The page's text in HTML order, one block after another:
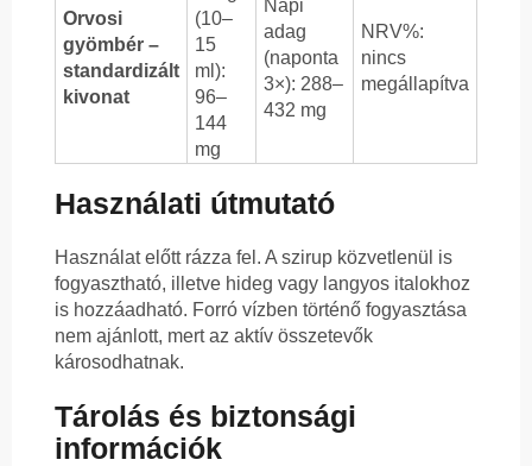
Orvosi
gyömbér –
standardizált
kivonat
(10–
15
ml):
96–
144
mg
Napi
adag
(naponta
3×): 288–
432 mg
NRV%:
nincs
megállapítva
Használati útmutató
Használat előtt rázza fel. A szirup közvetlenül is
fogyasztható, illetve hideg vagy langyos italokhoz
is hozzáadható. Forró vízben történő fogyasztása
nem ajánlott, mert az aktív összetevők
károsodhatnak.
Tárolás és biztonsági
információk